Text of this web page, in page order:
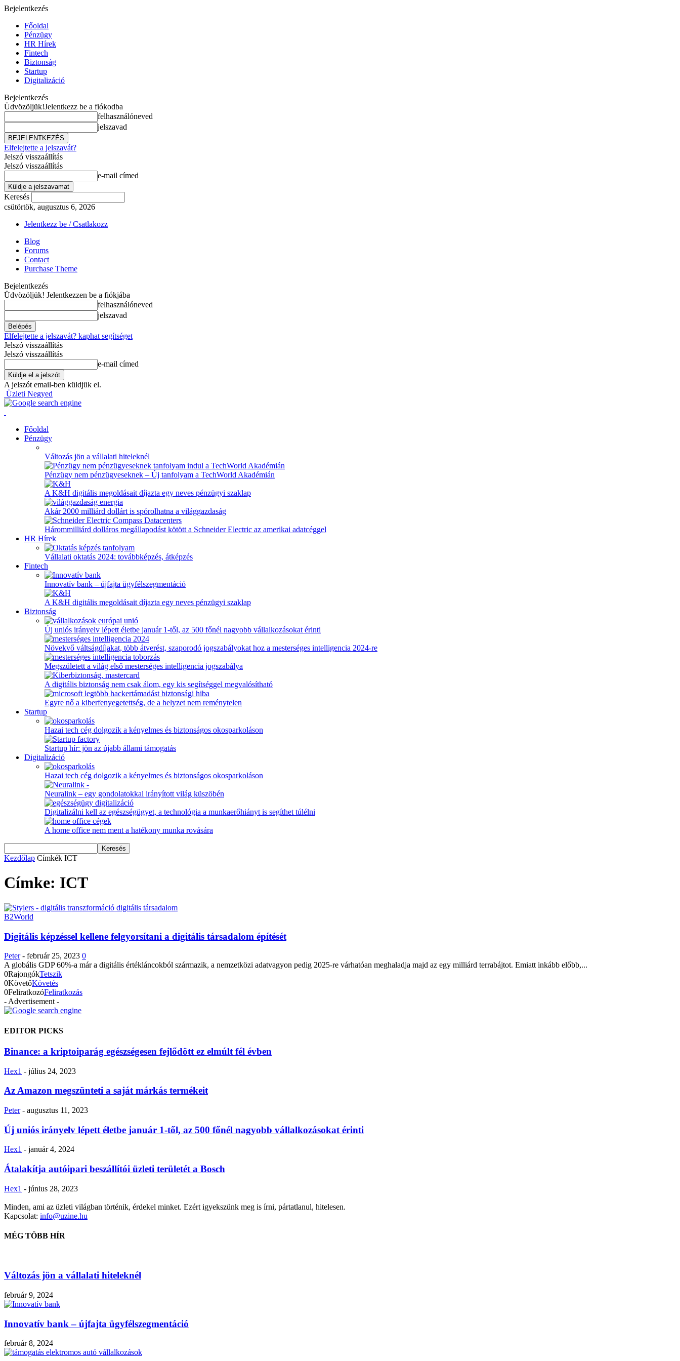
Bejelentkezés
Főoldal
Pénzügy
HR Hírek
Fintech
Biztonság
Startup
Digitalizáció
Bejelentkezés
Üdvözöljük!Jelentkezz be a fiókodba
felhasználóneved
jelszavad
Elfelejtette a jelszavát?
Jelszó visszaállítás
Jelszó visszaállítás
e-mail címed
Keresés
csütörtök, augusztus 6, 2026
Jelentkezz be / Csatlakozz
Blog
Forums
Contact
Purchase Theme
Bejelentkezés
Üdvözöljük! Jelentkezzen be a fiókjába
felhasználóneved
jelszavad
Elfelejtette a jelszavát? kaphat segítséget
Jelszó visszaállítás
Jelszó visszaállítás
e-mail címed
A jelszót email-ben küldjük el.
Üzleti Negyed
Főoldal
Pénzügy
Változás jön a vállalati hiteleknél
Pénzügy nem pénzügyeseknek – Új tanfolyam a TechWorld Akadémián
A K&H digitális megoldásait díjazta egy neves pénzügyi szaklap
Akár 2000 milliárd dollárt is spórolhatna a világgazdaság
Hárommilliárd dolláros megállapodást kötött a Schneider Electric az amerikai adatcéggel
HR Hírek
Vállalati oktatás 2024: továbbképzés, átképzés
Fintech
Innovatív bank – újfajta ügyfélszegmentáció
A K&H digitális megoldásait díjazta egy neves pénzügyi szaklap
Biztonság
Új uniós irányelv lépett életbe január 1-től, az 500 főnél nagyobb vállalkozásokat érinti
Növekvő váltságdíjakat, több átverést, szaporodó jogszabályokat hoz a mesterséges intelligencia 2024-re
Megszületett a világ első mesterséges intelligencia jogszabálya
A digitális biztonság nem csak álom, egy kis segítséggel megvalósítható
Egyre nő a kiberfenyegetettség, de a helyzet nem reménytelen
Startup
Hazai tech cég dolgozik a kényelmes és biztonságos okosparkoláson
Startup hír: jön az újabb állami támogatás
Digitalizáció
Hazai tech cég dolgozik a kényelmes és biztonságos okosparkoláson
Neuralink – egy gondolatokkal irányított világ küszöbén
Digitalizálni kell az egészségügyet, a technológia a munkaerőhiányt is segíthet túlélni
A home office nem ment a hatékony munka rovására
Kezdőlap Címkék ICT
Címke: ICT
B2World
Digitális képzéssel kellene felgyorsítani a digitális társadalom építését
Peter - február 25, 2023 0
A globális GDP 60%-a már a digitális értékláncokból származik, a nemzetközi adatvagyon pedig 2025-re várhatóan meghaladja majd az egy milliárd terrabájtot. Emiatt inkább előbb,...
0RajongókTetszik
0KövetőKövetés
0FeliratkozóFeliratkozás
- Advertisement -
EDITOR PICKS
Binance: a kriptoiparág egészségesen fejlődött ez elmúlt fél évben
Hex1 - július 24, 2023
Az Amazon megszünteti a saját márkás termékeit
Peter - augusztus 11, 2023
Új uniós irányelv lépett életbe január 1-től, az 500 főnél nagyobb vállalkozásokat érinti
Hex1 - január 4, 2024
Átalakítja autóipari beszállítói üzleti területét a Bosch
Hex1 - június 28, 2023
Minden, ami az üzleti világban történik, érdekel minket. Ezért igyekszünk meg is írni, pártatlanul, hitelesen.
Kapcsolat: info@uzine.hu
MÉG TÖBB HÍR
Változás jön a vállalati hiteleknél
február 9, 2024
Innovatív bank – újfajta ügyfélszegmentáció
február 8, 2024